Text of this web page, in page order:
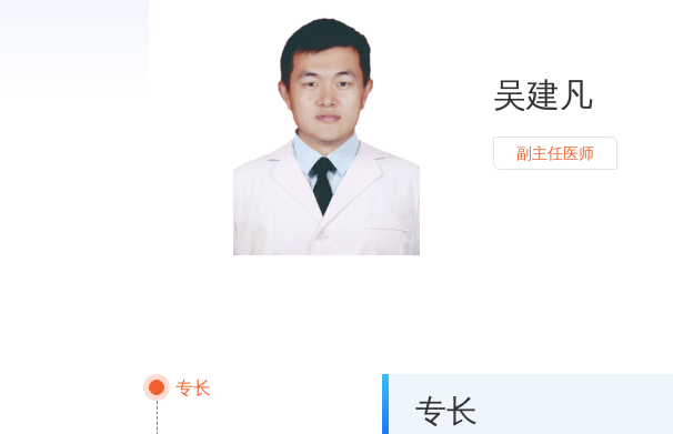
吴建凡
副主任医师
专长
专长